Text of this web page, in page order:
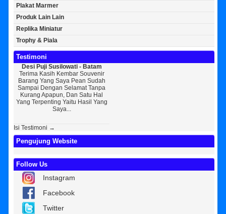
Plakat Marmer
Produk Lain Lain
Replika Miniatur
Trophy & Piala
Testimoni
Desi Puji Susilowati - Batam
Terima Kasih Kembar Souvenir
Barang Yang Saya Pean Sudah
Sampai Dengan Selamat Tanpa
Kurang Apapun, Dan Satu Hal
Yang Terpenting Yaitu Hasil Yang
Saya...
Isi Testimoni →
Pengujung Website
Follow Us
Instagram
Facebook
Twitter